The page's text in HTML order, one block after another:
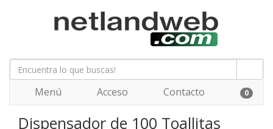
Menú Acceso Contacto 0
Dispensador de 100 Toallitas